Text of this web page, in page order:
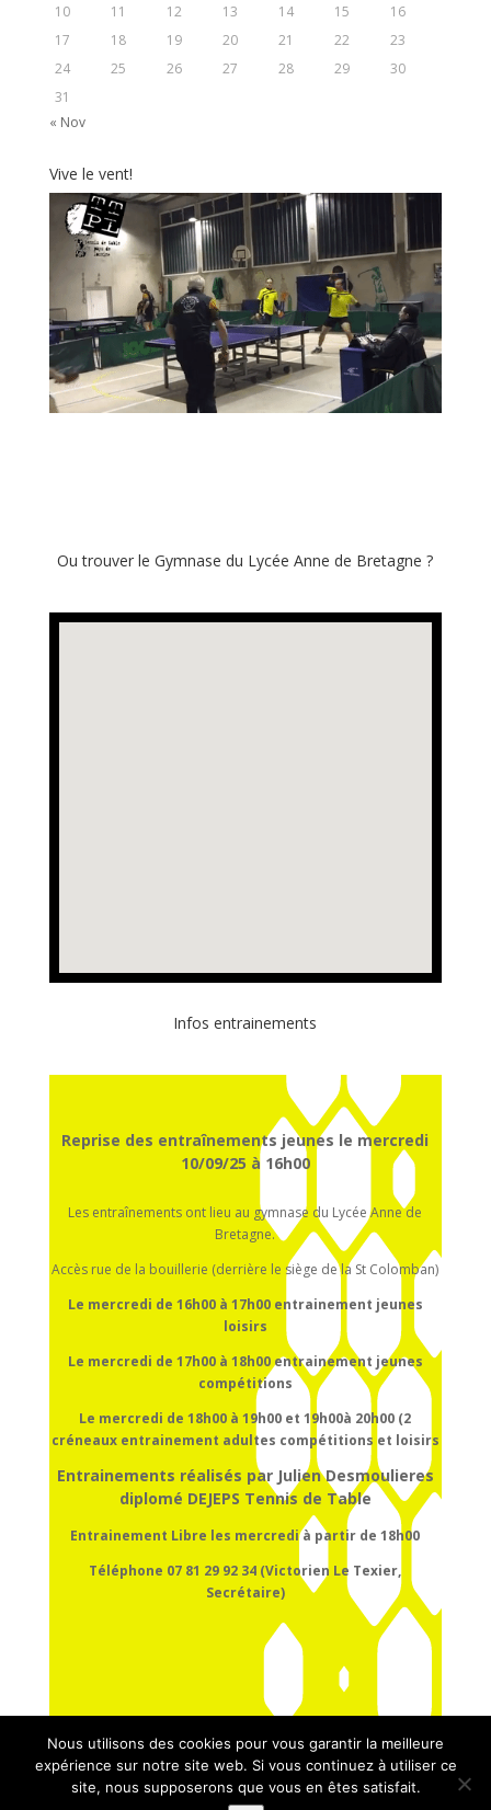
10
11 12 13 14 15
16
17
18 19 20 21 22
23
24
25 26 27 28 29
30
31
« Nov
Vive le vent!
Ou trouver le Gymnase du Lycée Anne de Bretagne ?
Infos entrainements
Reprise des entraînements jeunes le mercredi
10/09/25 à 16h00
Les entraînements ont lieu au gymnase du Lycée Anne de
Bretagne.
Accès rue de la bouillerie (derrière le siège de la St Colomban)
Le mercredi de 16h00 à 17h00 entrainement jeunes
loisirs
Le mercredi de 17h00 à 18h00entrainement jeunes
compétitions
Le mercredi de 18h00 à 19h00 et 19h00à 20h00 (2
créneaux entrainement adultes compétitions et loisirs
Entrainements réalisés par Julien Desmoulieres
diplomé DEJEPS Tennis de Table
Entrainement Libre les mercredi à partir de 18h00
Téléphone 07 81 29 92 34 (Victorien Le Texier,
Secrétaire)
Nous utilisons des cookies pour vous garantir la meilleure
expérience sur notre site web. Si vous continuez à utiliser ce
site, nous supposerons que vous en êtes satisfait.